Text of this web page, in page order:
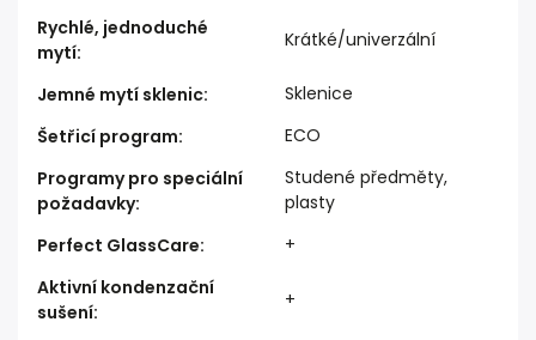
Rychlé, jednoduché
mytí:
Krátké/univerzální
Jemné mytí sklenic:
Sklenice
Šetřicí program:
ECO
Programy pro speciální
požadavky:
Studené předměty,
plasty
Perfect GlassCare:
+
Aktivní kondenzační
sušení:
+